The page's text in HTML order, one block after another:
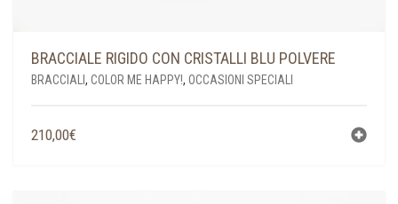
BRACCIALE RIGIDO CON CRISTALLI BLU POLVERE
BRACCIALI , COLOR ME HAPPY!, OCCASIONI SPECIALI
210,00€